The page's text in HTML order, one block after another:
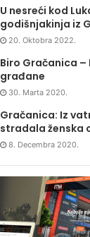
U nesreći kod
godišnjakinja iz
20. Oktobra 2022.
Biro Gračanica
građane
30. Marta 2020.
Gračanica: Iz
stradala ženska
8. Decembra 2020.